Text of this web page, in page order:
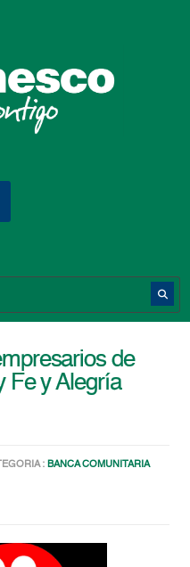
de
Fe y Alegría
:BANCA COMUNITARIA